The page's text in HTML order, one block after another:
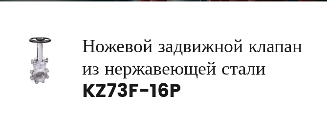
Ножевой задвижной клапан
из нержавеющей стали
KZ73F-16P